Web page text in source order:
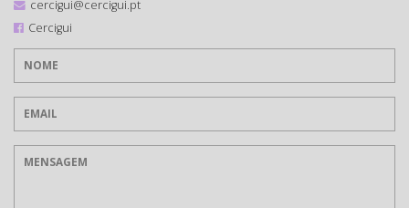
cercigui@cercigui.pt
Cercigui